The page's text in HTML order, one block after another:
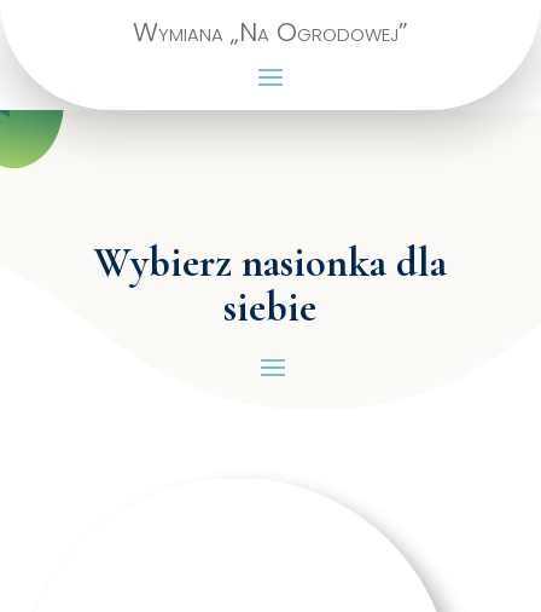
Wymiana „Na Ogrodowej”
Wybierz nasionka dla
siebie